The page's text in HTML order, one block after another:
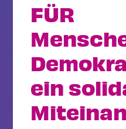
FÜR
ein